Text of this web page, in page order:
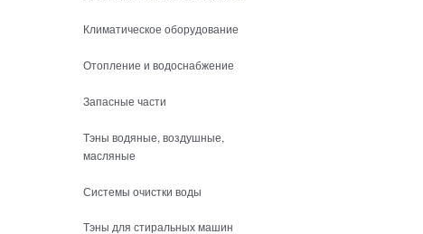
Климатическое оборудование
Отопление и водоснабжение
Запасные части
Тэны водяные, воздушные,
масляные
Системы очистки воды
Тэны для стиральных машин